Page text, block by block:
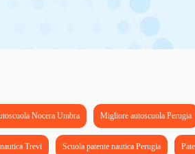
Nocera Umbra Migliore autoscuola Perugia
Trevi Scuola patente nautica Perugia